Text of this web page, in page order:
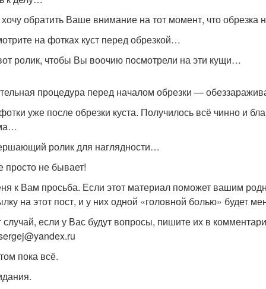
обратить Ваше внимание на тот момент, что
на фотках куст перед обрезкой…
ролик, чтобы Вы воочию посмотрели на эти кущи…
процедура перед началом обрезки —
уже после обрезки куста. Получилось всё чинно и
ролик для наглядности…
не бывает!
к Вам просьба. Если этот материал поможет вашим
на этот пост, и у них одной «головной болью» будет
случай, если у Вас будут вопросы, пишите их в
пока всё.